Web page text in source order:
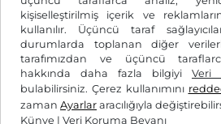
kişiselleştirilmiş içerik ve
kullanılır. Üçüncü taraf
durumlarda toplanan diğer
tarafımızdan ve üçüncü
hakkında daha fazla bilgiyi Veri
bulabilirsiniz. Çerez kullanımını
zaman Ayarlar aracılığıyla
Künye | Veri Koruma Beyanı
CHF
Facebook Instagram
Genel Ticaret Koşulları / Fesih Hakkı